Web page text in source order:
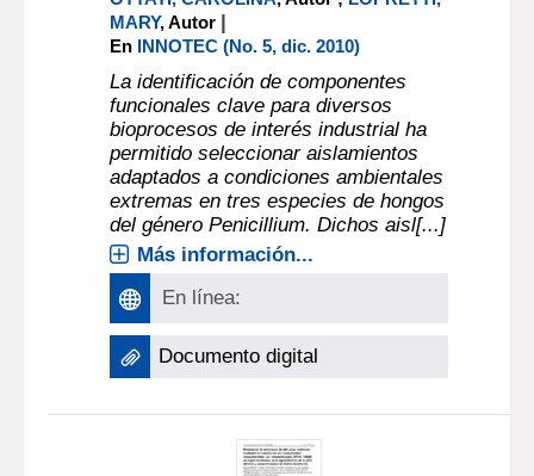
MARY, Autor |
En INNOTEC (No. 5, dic. 2010)
La identificación de componentes
funcionales clave para diversos
bioprocesos de interés industrial ha
permitido seleccionar aislamientos
adaptados a condiciones ambientales
extremas en tres especies de hongos
del género Penicillium. Dichos aisl[...]
Más información...
En línea:
Documento digital